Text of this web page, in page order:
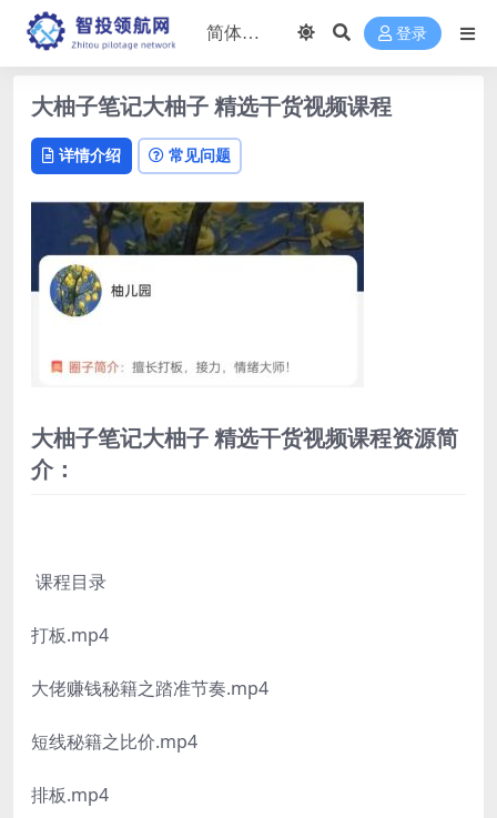
登录
大柚子笔记大柚子 精选干货视频课程
详情介绍 常见问题
大柚子笔记大柚子 精选干货视频课程资源简
介：
课程目录
打板.mp4
大佬赚钱秘籍之踏准节奏.mp4
短线秘籍之比价.mp4
排板.mp4